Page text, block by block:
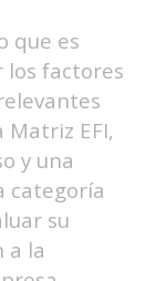
que es
los factores
EFI,
y una
categoría
su
a la